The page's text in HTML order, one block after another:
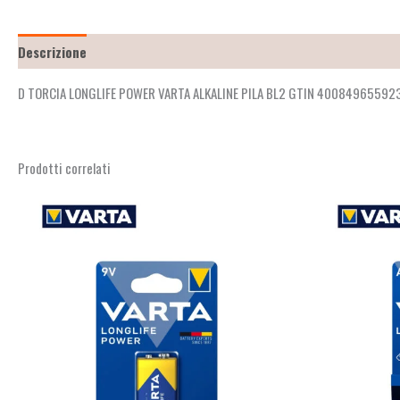
Descrizione
D TORCIA LONGLIFE POWER VARTA ALKALINE PILA BL2 GTIN
Prodotti correlati